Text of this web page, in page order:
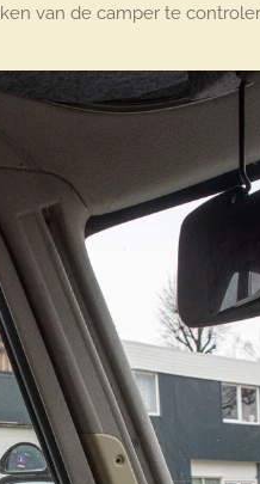
van de camper te